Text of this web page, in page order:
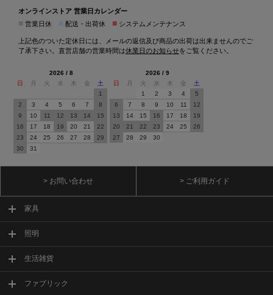
オンラインストア 営業日カレンダー
営業日休 配送・出荷休 ■ システムメンテナンス
上記色のついた定休日には、メールの返信及び商品の出荷は出来ませんのでご
了承下さい。直営店舗の営業時間は休業日のお知らせをご覧ください。
2026 / 8
日
月 火 水 木 金
土
1
2
3 4 5 6 7
8
9
10 11 12 13 14
15
16
17 18 19 20 21
22
23
24 25 26 27 28
29
30
31
2026 / 9
日
月 火 水 木 金
土
1
2 3 4
5
6
7 8 9 10 11
12
13
14 15 16 17 18
19
20
21 22 23 24 25
26
27
28 29 30
> お問い合わせ > ご利用ガイド
家具
照明
生活雑貨
ファブリック